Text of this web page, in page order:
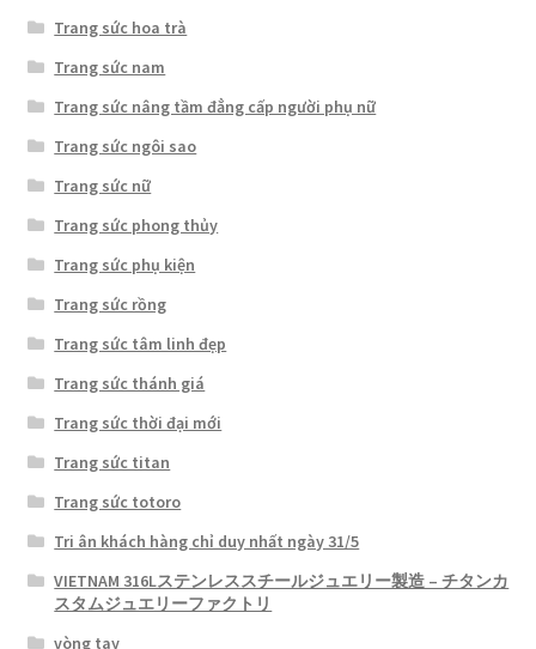
Trang sức hoa trà
Trang sức nam
Trang sức nâng tầm đẳng cấp người phụ nữ
Trang sức ngôi sao
Trang sức nữ
Trang sức phong thủy
Trang sức phụ kiện
Trang sức rồng
Trang sức tâm linh đẹp
Trang sức thánh giá
Trang sức thời đại mới
Trang sức titan
Trang sức totoro
Tri ân khách hàng chỉ duy nhất ngày 31/5
VIETNAM 316Lステンレススチールジュエリー製造 – チタンカ
スタムジュエリーファクトリ
vòng tay